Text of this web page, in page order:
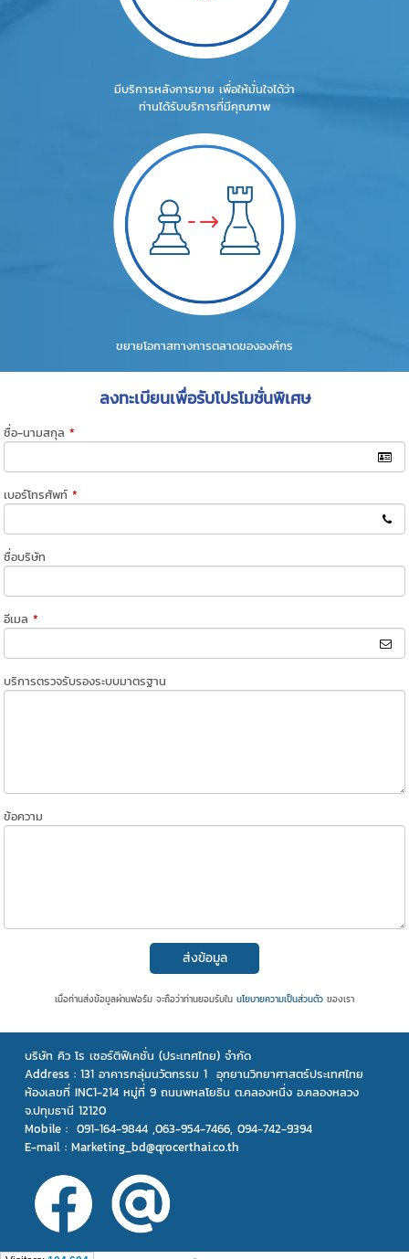
มีบริการหลังการขาย เพื่อให้มั่นใจได้ว่า
ท่านได้รับบริการที่มีคุณภาพ
ขยายโอกาสทางการตลาดขององค์กร
ลงทะเบียนเพื่อรับโปรโมชั่นพิเศษ
ชื่อ-นามสกุล *
เบอร์โทรศัพท์ *
ชื่อบริษัท
อีเมล *
บริการตรวจรับรองระบบมาตรฐาน
ข้อความ
ส่งข้อมูล
เมื่อท่านส่งข้อมูลผ่านฟอร์ม จะถือว่าท่านยอมรับใน นโยบายความเป็นส่วนตัว ของเรา
บริษัท คิว โร เซอร์ติฟิเคชั่น (ประเทศไทย) จำกัด
Address : 131 อาคารกลุ่มนวัตกรรม 1 อุทยานวิทยาศาสตร์ประเทศไทย
ห้องเลขที่ INC1-214 หมู่ที่ 9 ถนนพหลโยธิน ต.คลองหนึ่ง อ.คลองหลวง
จ.ปทุมธานี 12120
Mobile : 091-164-9844 ,063-954-7466, 094-742-9394
E-mail : Marketing_bd@qrocerthai.co.th